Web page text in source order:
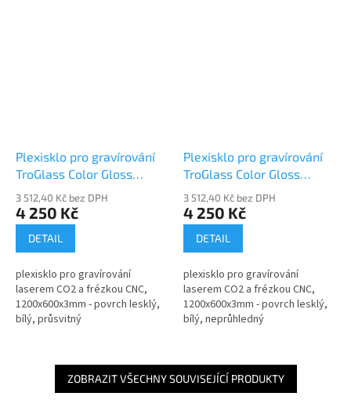
Plexisklo pro gravírování
TroGlass Color Gloss
3 512,40 Kč bez DPH
4 250 Kč
DETAIL
plexisklo pro gravírování
laserem CO2 a frézkou CNC,
1200x600x3mm - povrch lesklý,
bílý, průsvitný
Plexisklo pro gravírování
TroGlass Color Gloss
3 512,40 Kč bez DPH
4 250 Kč
DETAIL
plexisklo pro gravírování
laserem CO2 a frézkou CNC,
1200x600x3mm - povrch lesklý,
bílý, neprůhledný
ZOBRAZIT VŠECHNY SOUVISEJÍCÍ PRODUKTY